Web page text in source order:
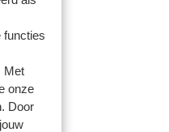
functies
Met
onze
Door